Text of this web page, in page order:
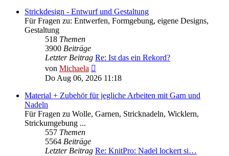
Strickdesign - Entwurf und Gestaltung
Für Fragen zu: Entwerfen, Formgebung, eigene Designs,
Gestaltung
518 Themen
3900 Beiträge
Letzter Beitrag Re: Ist das ein Rekord?
von Michaela
Beitrag
Do Aug 06, 2026 11:18
Material + Zubehör für jegliche Arbeiten mit Garn und
Nadeln
Für Fragen zu Wolle, Garnen, Stricknadeln, Wicklern,
Strickumgebung ...
557 Themen
5564 Beiträge
Letzter Beitrag Re: KnitPro: Nadel lockert si…